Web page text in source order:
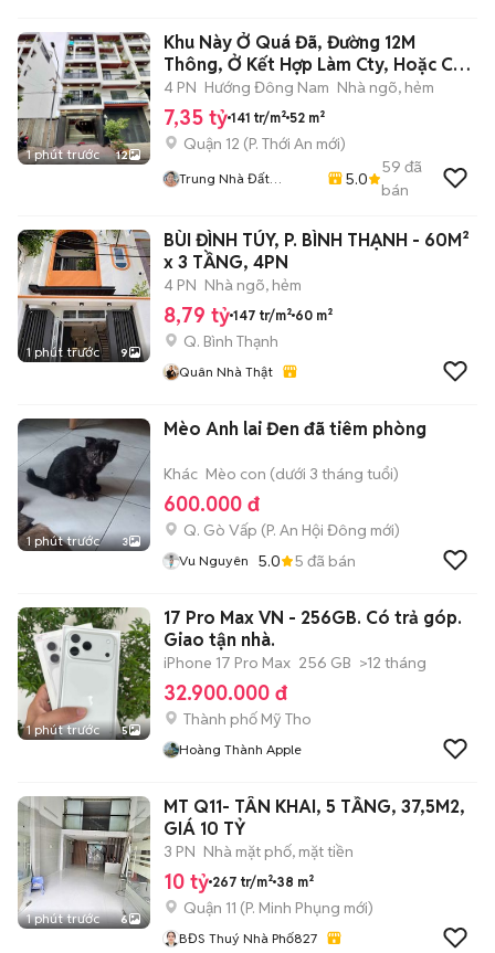
1 phút trước 12
Khu Này Ở Quá Đã, Đường 12M
Thông, Ở Kết Hợp Làm Cty, Hoặc Cho
Thuê
4 PN Hướng Đông Nam Nhà ngõ, hẻm
7,35 tỷ 141 tr/m² 52 m²
Quận 12 (P. Thới An mới)
Trung Nhà Đất
5.0
59 đã
bán
1 phút trước 9
BÙI ĐÌNH TÚY, P. BÌNH THẠNH - 60M²
x 3 TẦNG, 4PN
4 PN Nhà ngõ, hẻm
8,79 tỷ 147 tr/m² 60 m²
Q. Bình Thạnh
Quân Nhà Thật
1 phút trước 3
Mèo Anh lai Đen đã tiêm phòng
Khác Mèo con (dưới 3 tháng tuổi)
600.000 đ
Q. Gò Vấp (P. An Hội Đông mới)
Vu Nguyên 5.0 5 đã bán
1 phút trước 5
17 Pro Max VN - 256GB. Có trả góp.
Giao tận nhà.
iPhone 17 Pro Max 256 GB >12 tháng
32.900.000 đ
Thành phố Mỹ Tho
Hoàng Thành Apple
1 phút trước 6
MT Q11- TÂN KHAI, 5 TẦNG, 37,5M2,
GIÁ 10 TỶ
3 PN Nhà mặt phố, mặt tiền
10 tỷ 267 tr/m² 38 m²
Quận 11 (P. Minh Phụng mới)
BĐS Thuý Nhà Phố827